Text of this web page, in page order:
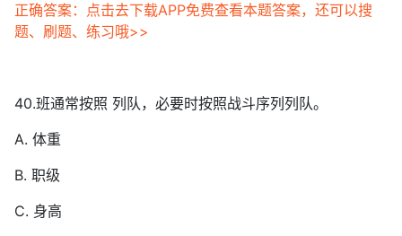
正确答案：点击去下载APP免费查看本题答案，还可以搜
题、刷题、练习哦>>
40.班通常按照 列队，必要时按照战斗序列列队。
A. 体重
B. 职级
C. 身高